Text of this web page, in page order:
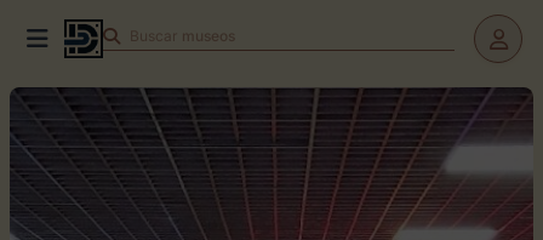
Buscar museos